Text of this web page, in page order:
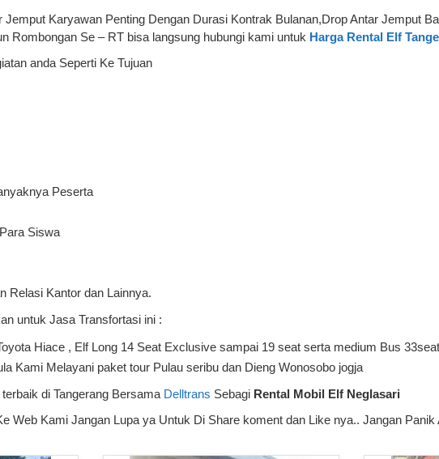
Karyawan Penting Dengan Durasi Kontrak Bulanan,Drop Antar Jemput
Rombongan Se – RT bisa langsung hubungi kami untuk Harga Rental Elf
anda Seperti Ke Tujuan
Peserta
Siswa
Relasi Kantor dan Lainnya.
untuk Jasa Transfortasi ini :
Hiace , Elf Long 14 Seat Exclusive sampai 19 seat serta medium Bus
Kami Melayani paket tour Pulau seribu dan Dieng Wonosobo jogja
di Tangerang Bersama Delltrans Sebagi Rental Mobil Elf Neglasari
Web Kami Jangan Lupa ya Untuk Di Share koment dan Like nya.. Jangan